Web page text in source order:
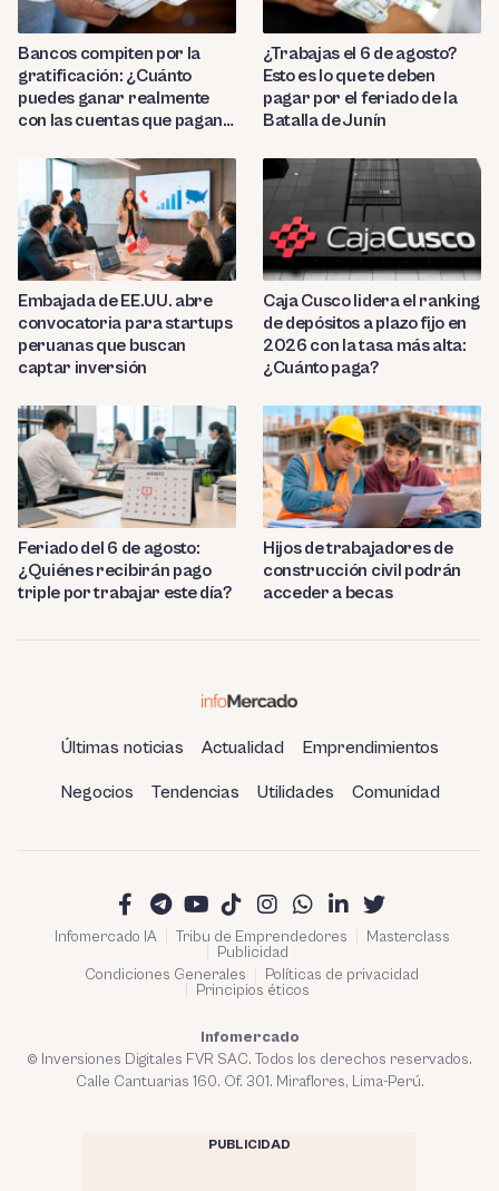
Bancos compiten por la
gratificación: ¿Cuánto
puedes ganar realmente
con las cuentas que pagan
¿Trabajas el 6 de agosto?
Esto es lo que te deben
pagar por el feriado de la
Batalla de Junín
Embajada de EE.UU. abre
convocatoria para startups
peruanas que buscan
captar inversión
Caja Cusco lidera el ranking
de depósitos a plazo fijo en
2026 con la tasa más alta:
¿Cuánto paga?
Feriado del 6 de agosto:
¿Quiénes recibirán pago
triple por trabajar este día?
Hijos de trabajadores de
construcción civil podrán
acceder a becas
Últimas noticias Actualidad Emprendimientos
Negocios Tendencias Utilidades Comunidad
Infomercado IA Tribu de Emprendedores
Masterclass
Publicidad
Condiciones Generales
Políticas de privacidad
Principios éticos
Infomercado
© Inversiones Digitales FVR SAC. Todos los derechos reservados.
Calle Cantuarias 160. Of. 301. Miraflores, Lima-Perú.
PUBLICIDAD